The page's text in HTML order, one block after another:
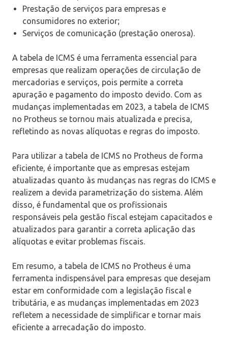
Prestação de serviços para empresas e
consumidores no exterior;
Serviços de comunicação (prestação onerosa).
A tabela de ICMS é uma ferramenta essencial para
empresas que realizam operações de circulação de
mercadorias e serviços, pois permite a correta
apuração e pagamento do imposto devido. Com as
mudanças implementadas em 2023, a tabela de ICMS
no Protheus se tornou mais atualizada e precisa,
refletindo as novas alíquotas e regras do imposto.
Para utilizar a tabela de ICMS no Protheus de forma
eficiente, é importante que as empresas estejam
atualizadas quanto às mudanças nas regras do ICMS e
realizem a devida parametrização do sistema. Além
disso, é fundamental que os profissionais
responsáveis pela gestão fiscal estejam capacitados e
atualizados para garantir a correta aplicação das
alíquotas e evitar problemas fiscais.
Em resumo, a tabela de ICMS no Protheus é uma
ferramenta indispensável para empresas que desejam
estar em conformidade com a legislação fiscal e
tributária, e as mudanças implementadas em 2023
refletem a necessidade de simplificar e tornar mais
eficiente a arrecadação do imposto.